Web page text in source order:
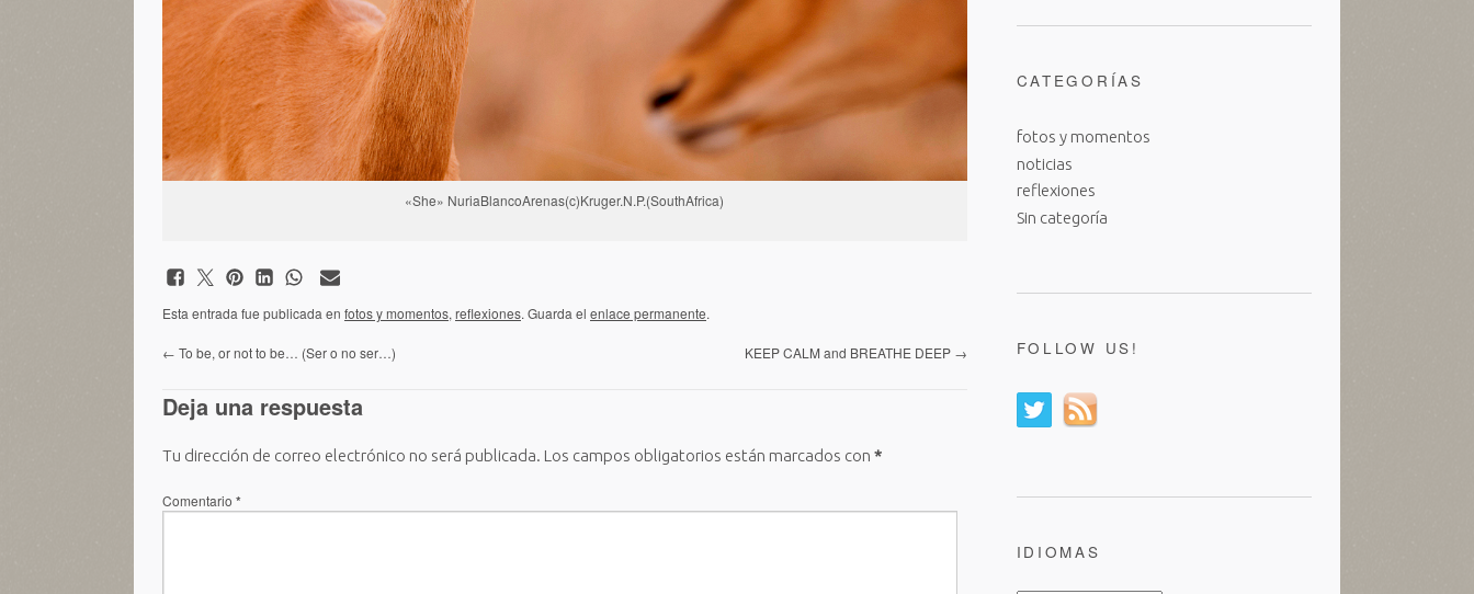
«She» NuriaBlancoArenas(c)Kruger.N.P.(SouthAfrica)
Esta entrada fue publicada en fotos y momentos, reflexiones. Guarda el enlace permanente.
← To be, or not to be… (Ser o no ser…) KEEP CALM and BREATHE DEEP →
Deja una respuesta
Tu dirección de correo electrónico no será publicada. Los campos obligatorios están marcados con *
Comentario *
CATEGORÍAS
fotos y momentos
noticias
reflexiones
Sin categoría
FOLLOW US!
IDIOMAS